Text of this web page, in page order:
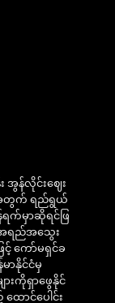
အွန်လိုင်းဈေး
အတွက် ရည်ရွယ်
က်မှာဆိုရင်ဖြ
အရည်အသွေး
င့် ကော်မရှင်ခ
ာနိုင်ငံမှ
ျားကိုရှာဖွေနိုင်
ောင်ပေါင်း